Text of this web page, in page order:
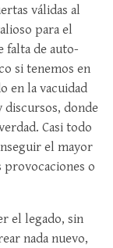
válidas al
para el
falta de auto-
si tenemos en
en la vacuidad
discursos, donde
Casi todo
el mayor
o
el legado, sin
nada nuevo,